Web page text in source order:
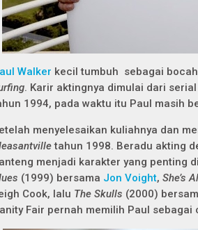
Walker kecil tumbuh sebagai
. Karir aktingnya dimulai dari
1994, pada waktu itu Paul masih
menyelesaikan kuliahnya dan
tahun 1998. Beradu akting
menjadi karakter yang penting
(1999) bersama Jon Voight, She’s
Cook, lalu The Skulls (2000)
Fair pernah memilih Paul